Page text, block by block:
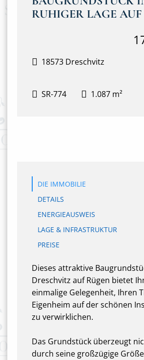
RUHIGER LAGE
18573 Dreschvitz
SR-774 1.087 m²
DIE IMMOBILIE
DETAILS
ENERGIEAUSWEIS
LAGE & INFRASTRUKTUR
PREISE
Dieses attraktive
Dreschvitz auf Rügen bietet
einmalige Gelegenheit, Ihren
Eigenheim auf der schönen
zu verwirklichen.
Das Grundstück überzeugt
durch seine großzügige